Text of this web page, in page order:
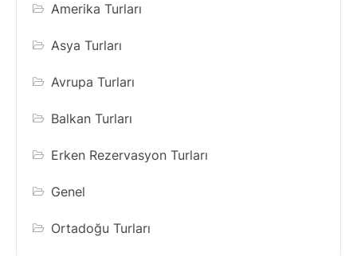
Amerika Turları
Asya Turları
Avrupa Turları
Balkan Turları
Erken Rezervasyon Turları
Genel
Ortadoğu Turları